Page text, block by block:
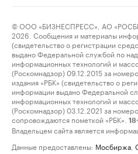
© ООО «БИЗНЕСПРЕСС», АО
2026. Сообщения и материалы
(свидетельство о регистрации
выдано Федеральной службой по
информационных технологий и
(Роскомнадзор) 09.12.2015 за
издания «РБК» (свидетельство о
информации выдано Федеральной
информационных технологий и
(Роскомнадзор) 03.12.2021 за
сопровождаются пометкой «РБК».
Владельцем сайта является
Данные предоставлены: Мосбиржа